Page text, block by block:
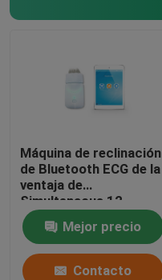
Máquina de reclinación
de Bluetooth ECG de la
ventaja de
Simultenaous 12
Mejor precio
Contacto